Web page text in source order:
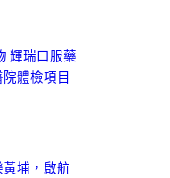
輝瑞口服藥
體檢項目
埔，啟航